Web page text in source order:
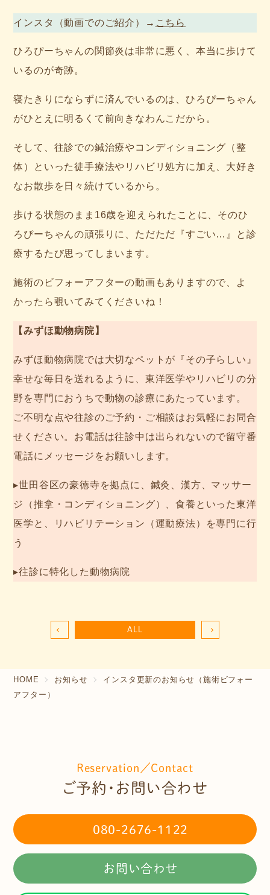
インスタ（動画でのご紹介）→ こちら
ひろぴーちゃんの関節炎は非常に悪く、本当に歩けて
いるのが奇跡。
寝たきりにならずに済んでいるのは、ひろぴーちゃん
がひとえに明るくて前向きなわんこだから。
そして、往診での鍼治療やコンディショニング（整
体）といった徒手療法やリハビリ処方に加え、大好き
なお散歩を日々続けているから。
歩ける状態のまま16歳を迎えられたことに、そのひ
ろぴーちゃんの頑張りに、ただただ『すごい…』と診
療するたび思ってしまいます。
施術のビフォーアフターの動画もありますので、よ
かったら覗いてみてくださいね！
【みずほ動物病院】
みずほ動物病院では大切なペットが『その子らしい』
幸せな毎日を送れるように、東洋医学やリハビリの分
野を専門におうちで動物の診療にあたっています。
ご不明な点や往診のご予約・ご相談はお気軽にお問合
せください。お電話は往診中は出られないので留守番
電話にメッセージをお願いします。
▸世田谷区の豪徳寺を拠点に、鍼灸、漢方、マッサー
ジ（推拿・コンディショニング）、食養といった東洋
医学と、リハビリテーション（運動療法）を専門に行
う
▸往診に特化した動物病院
ALL
HOME お知らせ
インスタ更新のお知らせ（施術ビフォー
アフター）
Reservation／Contact
ご予約・お問い合わせ
080-2676-1122
お問い合わせ